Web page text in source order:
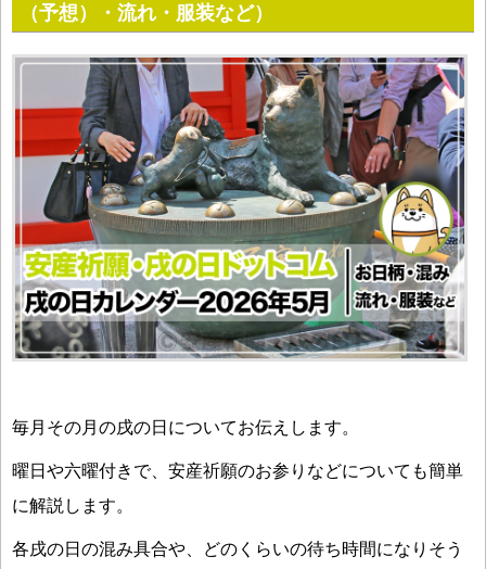
（予想）・流れ・服装など）
毎月その月の戌の日についてお伝えします。
曜日や六曜付きで、安産祈願のお参りなどについても簡単
に解説します。
各戌の日の混み具合や、どのくらいの待ち時間になりそう